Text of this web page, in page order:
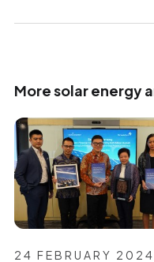
More solar energy
24 FEBRUARY 2024